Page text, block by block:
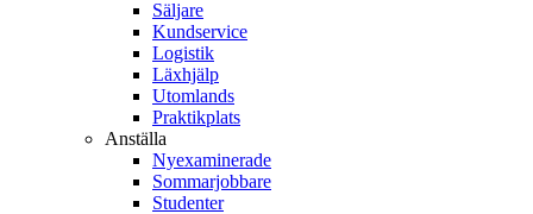
Säljare
Kundservice
Logistik
Läxhjälp
Utomlands
Praktikplats
Anställa
Nyexaminerade
Sommarjobbare
Studenter